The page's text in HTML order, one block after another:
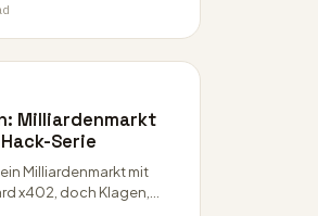
Milliardenmarkt
Serie
Milliardenmarkt mit
x402, doch Klagen,